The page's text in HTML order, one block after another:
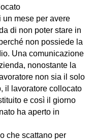
mese per avere
di non poter stare in
non possiede la
Una comunicazione
nonostante la
non sia il solo
il lavoratore collocato
e così il giorno
ha aperto in
che scattano per